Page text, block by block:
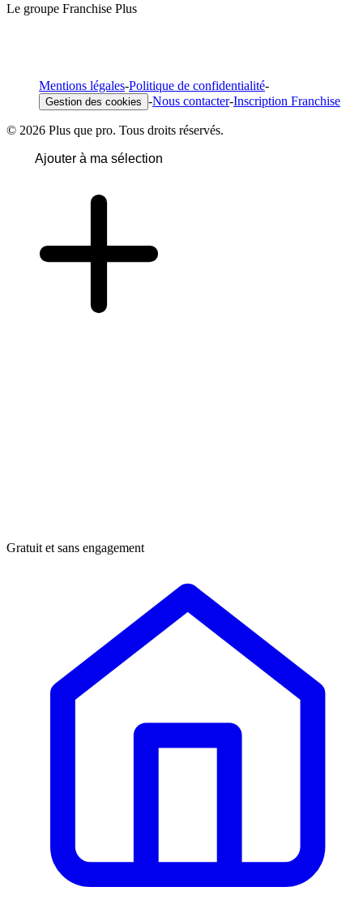
Le groupe Franchise Plus
Mentions légales-Politique de confidentialité-
Gestion des cookies -Nous contacter-Inscription Franchise
© 2026 Plus que pro. Tous droits réservés.
Ajouter à ma sélection
Gratuit et sans engagement